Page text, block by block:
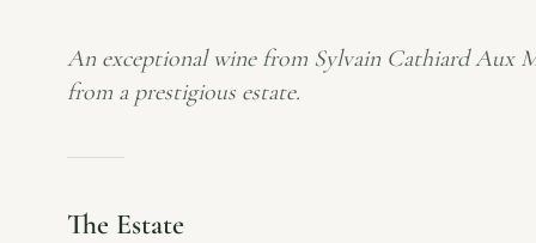
An exceptional wine from Sylvain Cathiard Aux
from a prestigious estate.
The Estate